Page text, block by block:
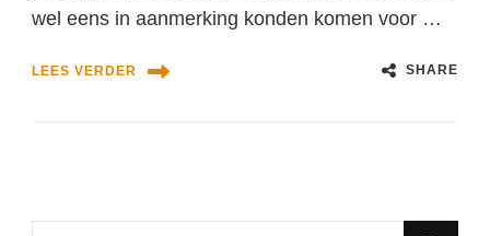
wel eens in aanmerking konden komen voor …
LEES VERDER SHARE